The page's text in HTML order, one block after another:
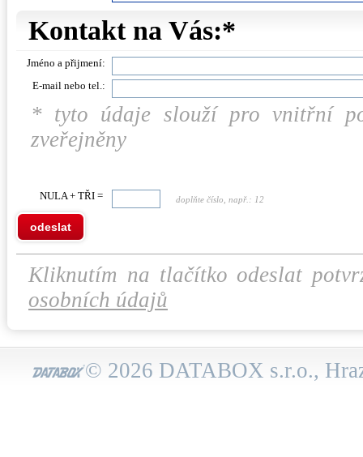
Kontakt na Vás:*
Jméno a přijmení:
E-mail nebo tel.:
* tyto údaje slouží pro vnitřní
zveřejněny
NULA + TŘI = doplňte číslo, např.: 12
odeslat
Kliknutím na tlačítko odeslat
osobních údajů
© 2026 DATABOX s.r.o.,